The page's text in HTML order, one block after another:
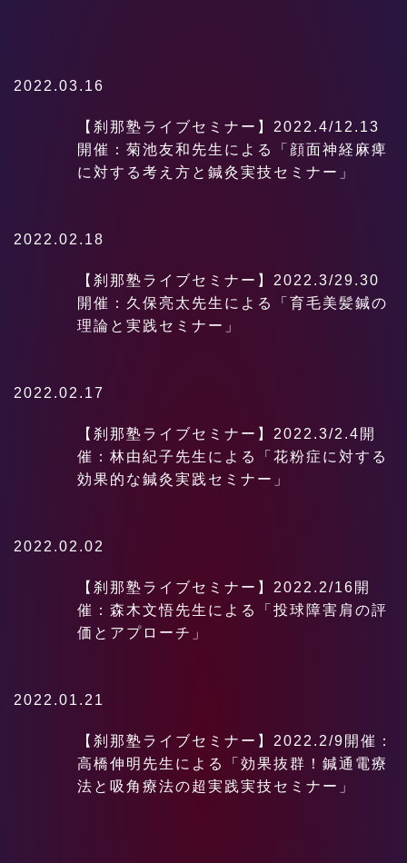
2022.03.16
【刹那塾ライブセミナー】2022.4/12.13
開催：菊池友和先生による「顔面神経麻痺
に対する考え方と鍼灸実技セミナー」
2022.02.18
【刹那塾ライブセミナー】2022.3/29.30
開催：久保亮太先生による「育毛美髪鍼の
理論と実践セミナー」
2022.02.17
【刹那塾ライブセミナー】2022.3/2.4開
催：林由紀子先生による「花粉症に対する
効果的な鍼灸実践セミナー」
2022.02.02
【刹那塾ライブセミナー】2022.2/16開
催：森木文悟先生による「投球障害肩の評
価とアプローチ」
2022.01.21
【刹那塾ライブセミナー】2022.2/9開催：
高橋伸明先生による「効果抜群！鍼通電療
法と吸角療法の超実践実技セミナー」